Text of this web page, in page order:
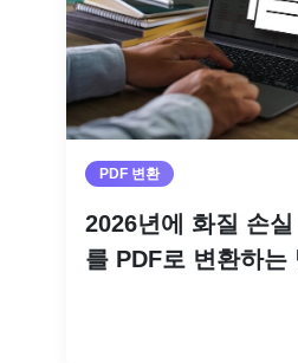
PDF 변환
2026년에 화질 손
를 PDF로 변환하는